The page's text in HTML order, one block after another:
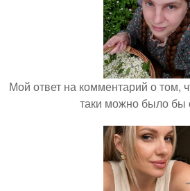
Мой ответ на комментарий о том,
таки можно было бы